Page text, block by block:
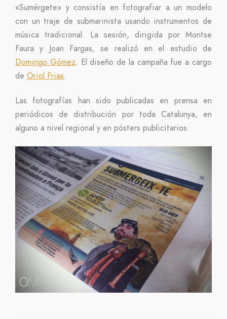
«Sumérgete» y consistía en fotografiar a un modelo
con un traje de submarinista usando instrumentos de
música tradicional. La sesión, dirigida por Montse
Faura y Joan Fargas, se realizó en el estudio de
Domingo Gómez. El diseño de la campaña fue a cargo
de Oriol Frias.
Las fotografías han sido publicadas en prensa en
periódicos de distribución por toda Catalunya, en
alguno a nivel regional y en pósters publicitarios.